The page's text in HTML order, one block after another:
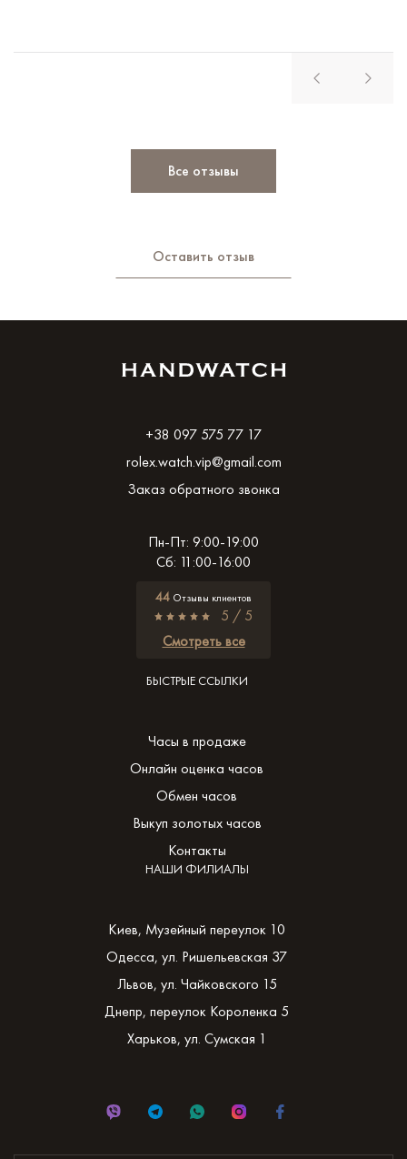
Все отзывы
Оставить отзыв
+38 097 575 77 17
rolex.watch.vip@gmail.com
Заказ обратного звонка
Пн-Пт: 9:00-19:00
Сб: 11:00-16:00
44 Отзывы клиентов
5 / 5
Смотреть все
БЫСТРЫЕ ССЫЛКИ
Часы в продаже
Онлайн оценка часов
Обмен часов
Выкуп золотых часов
Контакты
НАШИ ФИЛИАЛЫ
Киев, Музейный переулок 10
Одесса, ул. Ришельевская 37
Львов, ул. Чайковского 15
Днепр, переулок Короленка 5
Харьков, ул. Сумская 1